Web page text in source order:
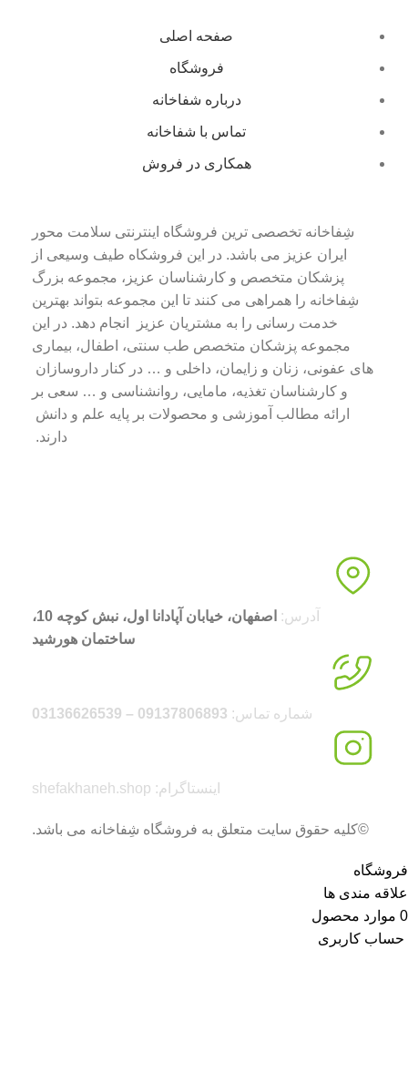
صفحه اصلی
فروشگاه
درباره شفاخانه
تماس با شفاخانه
همکاری در فروش
شِفاخانه تخصصی ترین فروشگاه اینترنتی سلامت محور
ایران عزیز می باشد. در این فروشکاه طیف وسیعی از
پزشکان متخصص و کارشناسان عزیز، مجموعه بزرگ
شِفاخانه را همراهی می کنند تا این مجموعه بتواند بهترین
خدمت رسانی را به مشتریان عزیز انجام دهد. در این
مجموعه پزشکان متخصص طب سنتی، اطفال، بیماری
های عفونی، زنان و زایمان، داخلی و … در کنار داروسازان
و کارشناسان تغذیه، مامایی، روانشناسی و … سعی بر
ارائه مطالب آموزشی و محصولات بر پایه علم و دانش
دارند.
آدرس:
اصفهان، خیابان آپادانا اول، نبش کوچه 10،
ساختمان هورشید
شماره تماس: 09137806893 – 03136626539
اینستاگرام: shefakhaneh.shop
©کلیه حقوق سایت متعلق به فروشگاه شِفاخانه می باشد.
فروشگاه
علاقه مندی ها
0 موارد محصول
حساب کاربری